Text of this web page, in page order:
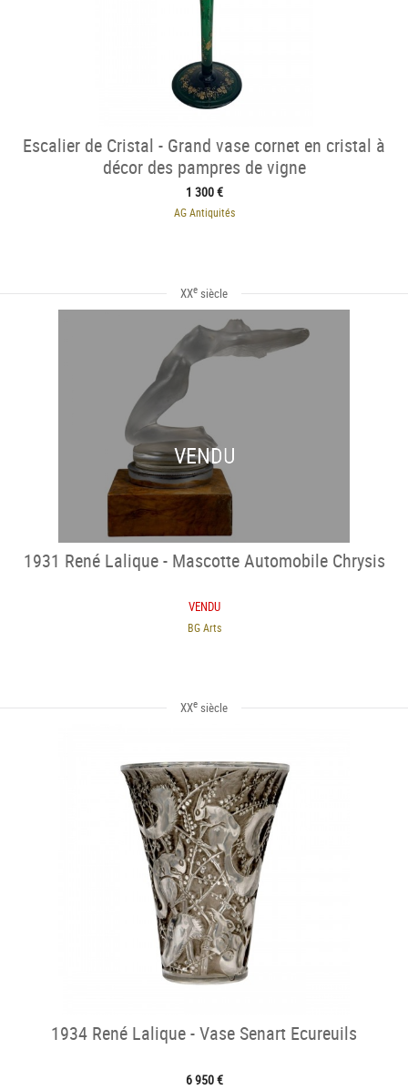
Escalier de Cristal - Grand vase cornet en cristal à
décor des pampres de vigne
1 300 €
AG Antiquités
XXe siècle
VENDU
1931 René Lalique - Mascotte Automobile Chrysis
VENDU
BG Arts
XXe siècle
1934 René Lalique - Vase Senart Ecureuils
6 950 €